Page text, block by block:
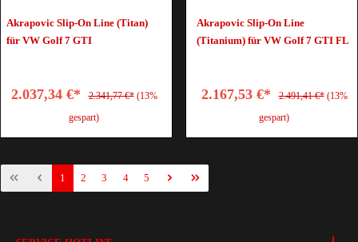
Akrapovic Slip-On Line (Titan)
für VW Golf 7 GTI
2.037,34 €* 2.341,77 €* (13%
gespart)
Akrapovic Slip-On Line
(Titanium) für VW Golf 7 GTI FL
2.167,53 €* 2.491,41 €* (13%
gespart)
1 2 3 4 5